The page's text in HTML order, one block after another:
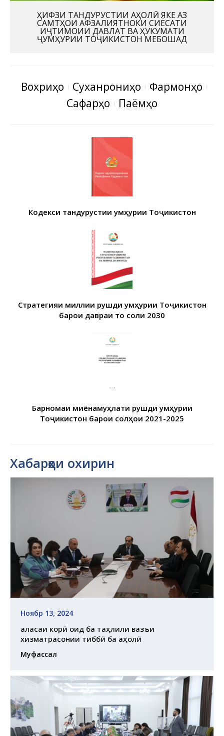
ҲИФЗИ ТАНДУРУСТИИ АҲОЛӢ ЯКЕ АЗ
САМТҲОИ АФЗАЛИЯТНОКИ СИЁСАТИ
ИҶТИМОИИ ДАВЛАТ ВА ҲУКУМАТИ
ҶУМҲУРИИ ТОҶИКИСТОН МЕБОШАД
Вохӯриҳо Суханрониҳо
Фармонҳо
Сафарҳо
Паёмҳо
Кодекси тандурустии Ҷумҳурии Тоҷикистон
Стратегияи миллии рушди Ҷумҳурии Тоҷикистон
барои давраи то соли 2030
Барномаи миёнамуҳлати рушди Ҷумҳурии
Тоҷикистон барои солҳои 2021-2025
Хабарҳои охирин
Ноябр 13, 2024
Ҷаласаи корӣ оид ба таҳлили вазъи
хизматрасонии тиббӣ ба аҳолӣ
Муфассал